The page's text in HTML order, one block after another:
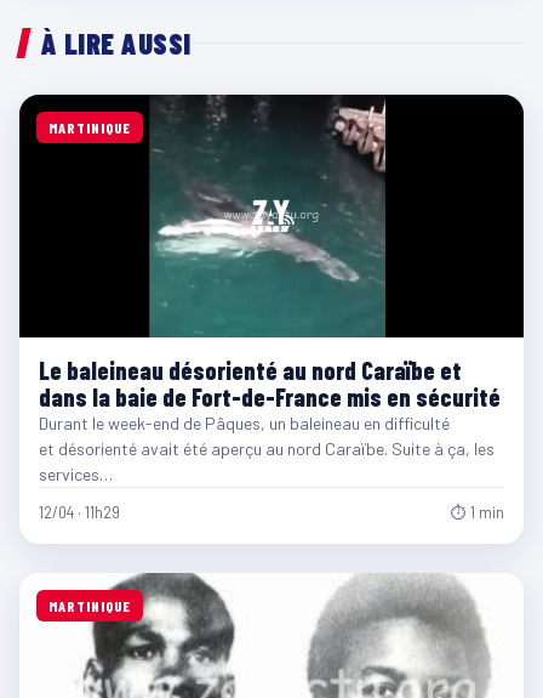
À LIRE AUSSI
MARTINIQUE
Le baleineau désorienté au nord Caraïbe et
dans la baie de Fort-de-France mis en sécurité
Durant le week-end de Pâques, un baleineau en difficulté
et désorienté avait été aperçu au nord Caraïbe. Suite à ça, les
services…
12/04 · 11h29 ⏱ 1 min
MARTINIQUE